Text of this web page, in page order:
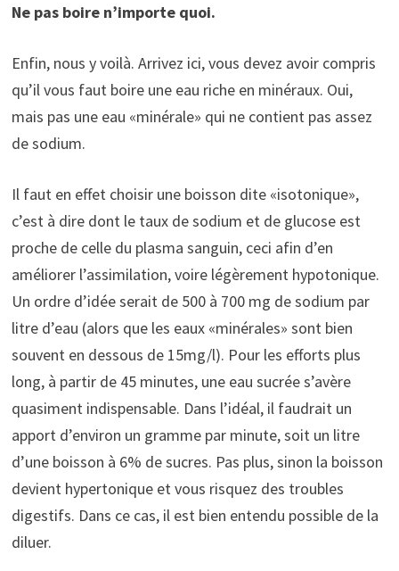
Ne pas boire n’importe quoi.
Enfin, nous y voilà. Arrivez ici, vous devez avoir compris
qu’il vous faut boire une eau riche en minéraux. Oui,
mais pas une eau «minérale» qui ne contient pas assez
de sodium.
Il faut en effet choisir une boisson dite «isotonique»,
c’est à dire dont le taux de sodium et de glucose est
proche de celle du plasma sanguin, ceci afin d’en
améliorer l’assimilation, voire légèrement hypotonique.
Un ordre d’idée serait de 500 à 700 mg de sodium par
litre d’eau (alors que les eaux «minérales» sont bien
souvent en dessous de 15mg/l). Pour les efforts plus
long, à partir de 45 minutes, une eau sucrée s’avère
quasiment indispensable. Dans l’idéal, il faudrait un
apport d’environ un gramme par minute, soit un litre
d’une boisson à 6% de sucres. Pas plus, sinon la boisson
devient hypertonique et vous risquez des troubles
digestifs. Dans ce cas, il est bien entendu possible de la
diluer.